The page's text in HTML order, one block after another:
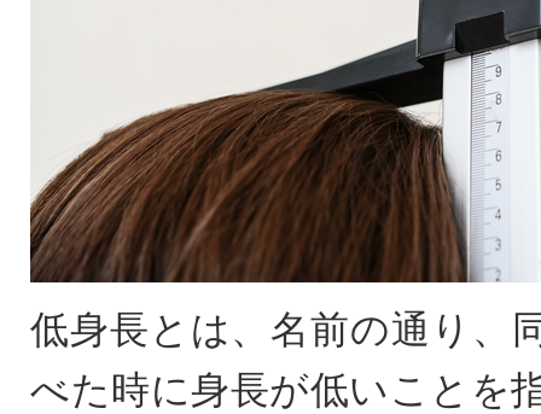
低身長とは、名前の通り、
べた時に身長が低いことを